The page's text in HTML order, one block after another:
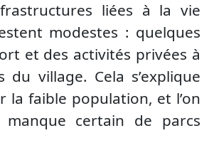
liées à la vie
modestes : quelques
et des activités privées à
village. Cela s’explique
la faible population, et l’on
certain de parcs